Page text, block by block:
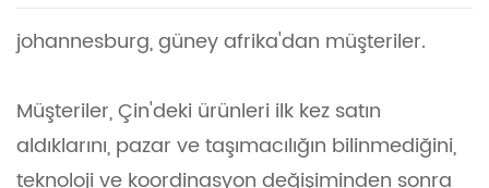
johannesburg, güney afrika'dan müşteriler.
Müşteriler, Çin'deki ürünleri ilk kez satın
aldıklarını, pazar ve taşımacılığın bilinmediğini,
teknoloji ve koordinasyon değişiminden sonra